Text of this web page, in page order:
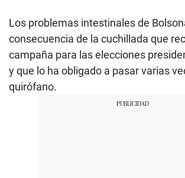
Los problemas intestinales de
consecuencia de la cuchillada que
campaña para las elecciones
y que lo ha obligado a pasar varias
quirófano.